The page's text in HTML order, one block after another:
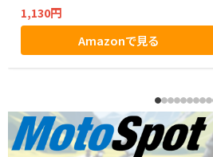
1,130円
Amazonで見る